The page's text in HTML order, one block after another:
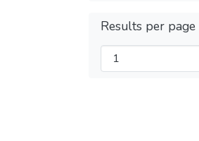
Results per page